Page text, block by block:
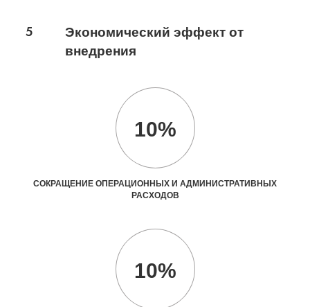
5
Экономический эффект от
внедрения
10%
СОКРАЩЕНИЕ ОПЕРАЦИОННЫХ И АДМИНИСТРАТИВНЫХ
РАСХОДОВ
10%